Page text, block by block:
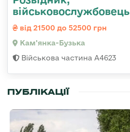
військовослужбовець
від 21500 до 52500 грн
Кам'янка-Бузька
Військова частина А4623
ПУБЛІКАЦІЇ